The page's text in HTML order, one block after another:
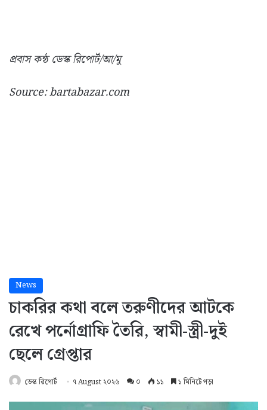
প্রবাস কন্ঠ ডেস্ক রিপোর্ট/আ/মু
Source: bartabazar.com